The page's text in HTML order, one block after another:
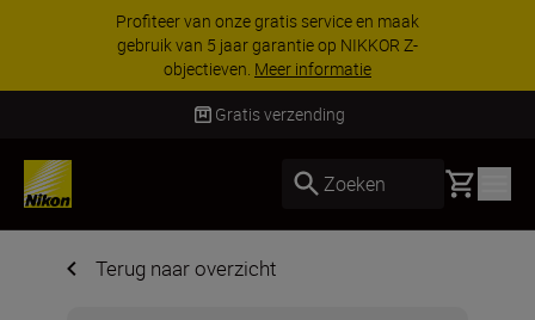
Profiteer van onze gratis service en maak
gebruik van 5 jaar garantie op NIKKOR Z-
objectieven. Meer informatie
Gratis verzending
Zoeken Basket
Terug naar overzicht